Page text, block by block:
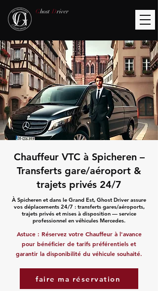
Ghost Driver
Chauffeur VTC à Spicheren –
Transferts gare/aéroport &
trajets privés 24/7
À Spicheren et dans le Grand Est, Ghost Driver assure
vos déplacements 24/7 : transferts gares/aéroports,
trajets privés et mises à disposition — service
professionnel en véhicules Mercedes.
Astuce : Réservez votre Chauffeur à l'avance
pour bénéficier de tarifs préférentiels et
garantir la disponibilité du véhicule souhaité.
faire ma réservation